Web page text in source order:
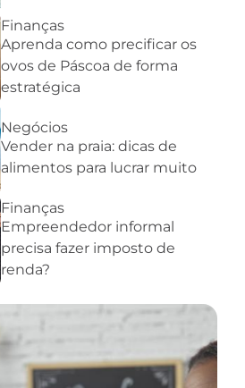
Finanças
Aprenda como precificar os
ovos de Páscoa de forma
estratégica
Negócios
Vender na praia: dicas de
alimentos para lucrar muito
Finanças
Empreendedor informal
precisa fazer imposto de
renda?